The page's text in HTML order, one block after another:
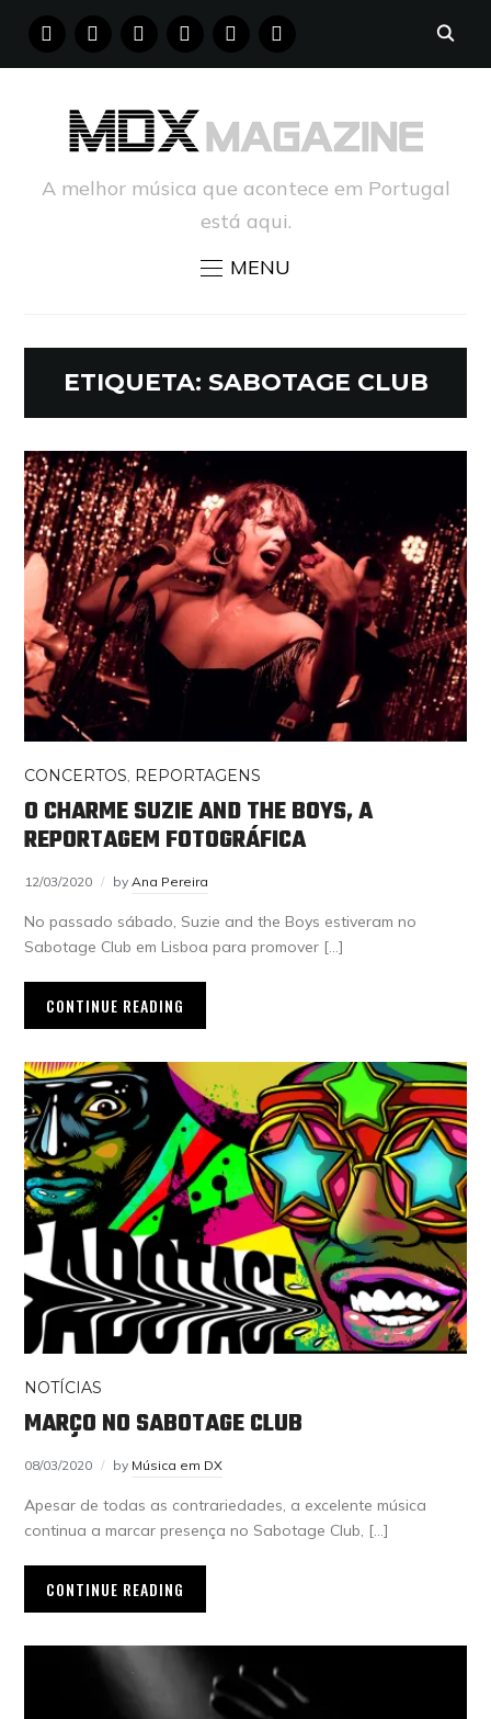
FACEBOOKINSTAGRAM
YOUTUBE PINTERESTTUMBLR
A melhor música que acontece em Portugal
está aqui.
MENU
ETIQUETA: SABOTAGE CLUB
CONCERTOS, REPORTAGENS
O CHARME SUZIE AND THE BOYS, A
REPORTAGEM FOTOGRÁFICA
12/03/2020 byAna Pereira
No passado sábado, Suzie and the Boys estiveram no
Sabotage Club em Lisboa para promover […]
CONTINUE READING
NOTÍCIAS
MARÇO NO SABOTAGE CLUB
08/03/2020 by Música em DX
Apesar de todas as contrariedades, a excelente música
continua a marcar presença no Sabotage Club, […]
CONTINUE READING